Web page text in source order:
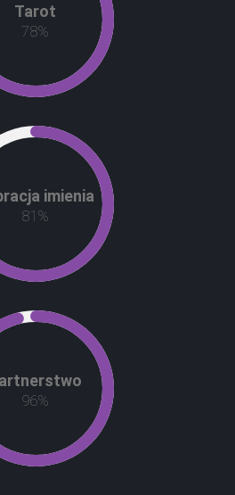
Tarot
93%
imienia
97 %
96%